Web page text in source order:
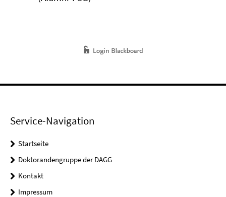
Service-Navigation
Startseite
Doktorandengruppe der DAGG
Kontakt
Impressum